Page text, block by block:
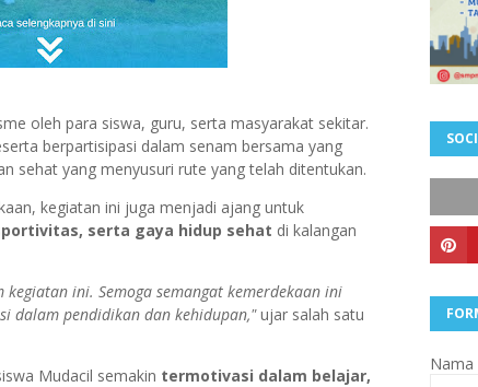
oleh para siswa, guru, serta masyarakat sekitar.
berpartisipasi dalam senam bersama yang
sehat yang menyusuri rute yang telah ditentukan.
kegiatan ini juga menjadi ajang untuk
serta gaya hidup sehat di kalangan
ini. Semoga semangat kemerdekaan ini
dalam pendidikan dan kehidupan,"ujar salah satu
Mudacil semakin termotivasi dalam belajar,
Nama